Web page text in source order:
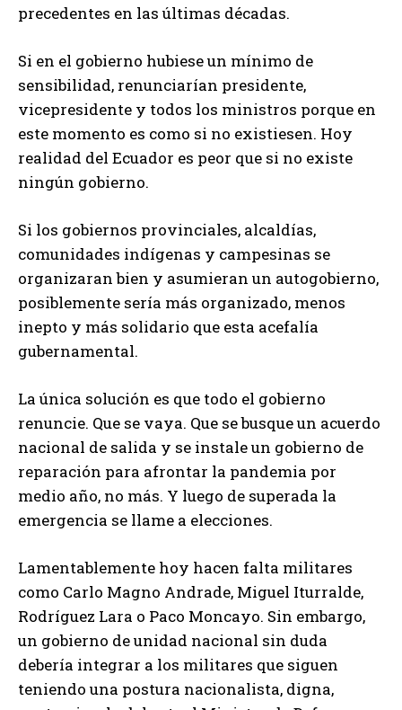
precedentes en las últimas décadas.
Si en el gobierno hubiese un mínimo de
sensibilidad, renunciarían presidente,
vicepresidente y todos los ministros porque en
este momento es como si no existiesen. Hoy
realidad del Ecuador es peor que si no existe
ningún gobierno.
Si los gobiernos provinciales, alcaldías,
comunidades indígenas y campesinas se
organizaran bien y asumieran un autogobierno,
posiblemente sería más organizado, menos
inepto y más solidario que esta acefalía
gubernamental.
La única solución es que todo el gobierno
renuncie. Que se vaya. Que se busque un acuerdo
nacional de salida y se instale un gobierno de
reparación para afrontar la pandemia por
medio año, no más. Y luego de superada la
emergencia se llame a elecciones.
Lamentablemente hoy hacen falta militares
como Carlo Magno Andrade, Miguel Iturralde,
Rodríguez Lara o Paco Moncayo. Sin embargo,
un gobierno de unidad nacional sin duda
debería integrar a los militares que siguen
teniendo una postura nacionalista, digna,